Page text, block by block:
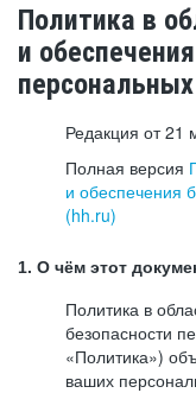
Политика в
и
Редакция от 21
Полная версия
и обеспечения
(hh.ru)
1. О чём этот
Политика в
безопасности
«Политика»)
ваших